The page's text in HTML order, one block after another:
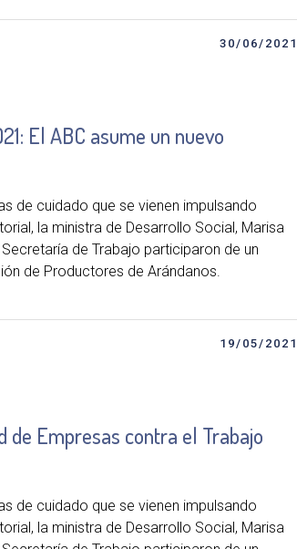
30/06/2021
El ABC asume un nuevo
de cuidado que se vienen impulsando
la ministra de Desarrollo Social, Marisa
de Trabajo participaron de un
de Productores de Arándanos.
19/05/2021
de Empresas contra el Trabajo
de cuidado que se vienen impulsando
la ministra de Desarrollo Social, Marisa